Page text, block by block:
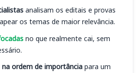
analisam os editais e provas
os temas de maior relevância.
no que realmente cai, sem
na ordem de importância para um